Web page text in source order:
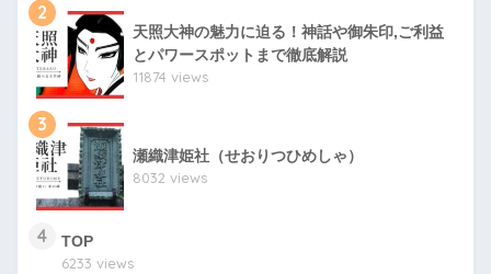
2
天照大神の魅力に迫る！神話や御朱印,ご利益
とパワースポットまで徹底解説
11874 views
3
瀬織津姫社（せおりつひめしゃ）
8032 views
4
TOP
6233 views